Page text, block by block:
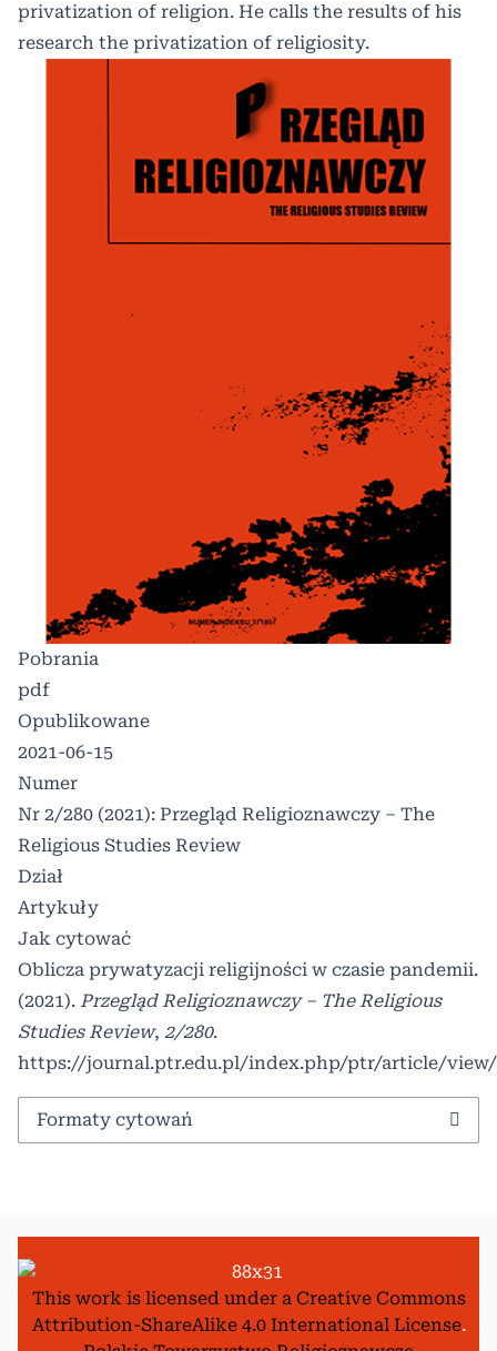
privatization of religion. He calls the results of his
research the privatization of religiosity.
Pobrania
pdf
Opublikowane
2021-06-15
Numer
Nr 2/280 (2021): Przegląd Religioznawczy – The
Religious Studies Review
Dział
Artykuły
Jak cytować
Oblicza prywatyzacji religijności w czasie pandemii.
(2021). Przegląd Religioznawczy – The Religious
Studies Review, 2/280.
https://journal.ptr.edu.pl/index.php/ptr/article/view/
Formaty cytowań
This work is licensed under a Creative Commons
Attribution-ShareAlike 4.0 International License.